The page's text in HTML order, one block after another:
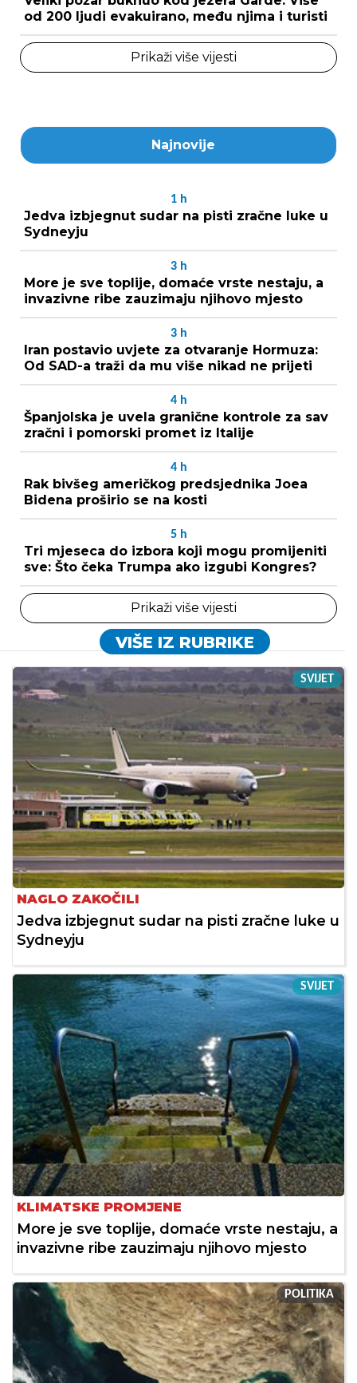
od 200 ljudi evakuirano, među njima i turisti
Prikaži više vijesti
Najnovije
1 h
Jedva izbjegnut sudar na pisti zračne luke u
Sydneyju
3 h
More je sve toplije, domaće vrste nestaju, a
invazivne ribe zauzimaju njihovo mjesto
3 h
Iran postavio uvjete za otvaranje Hormuza:
Od SAD-a traži da mu više nikad ne prijeti
4 h
Španjolska je uvela granične kontrole za sav
zračni i pomorski promet iz Italije
4 h
Rak bivšeg američkog predsjednika Joea
Bidena proširio se na kosti
5 h
Tri mjeseca do izbora koji mogu promijeniti
sve: Što čeka Trumpa ako izgubi Kongres?
Prikaži više vijesti
VIŠE IZ RUBRIKE
SVIJET
NAGLO ZAKOČILI
Jedva izbjegnut sudar na pisti zračne luke u
Sydneyju
SVIJET
KLIMATSKE PROMJENE
More je sve toplije, domaće vrste nestaju, a
invazivne ribe zauzimaju njihovo mjesto
POLITIKA